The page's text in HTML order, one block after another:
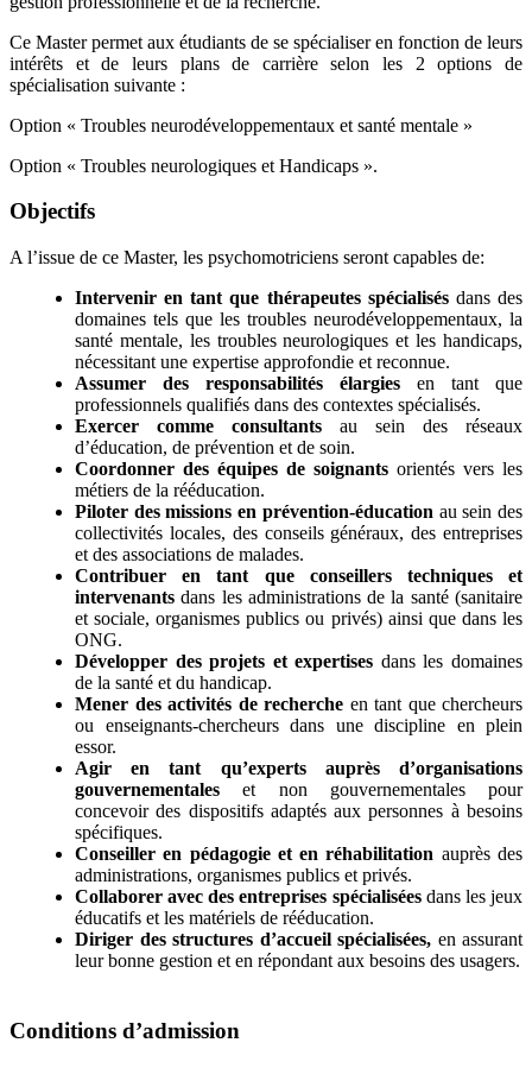
Ce Master permet aux étudiants de se spécialiser en fonction de leurs
intérêts et de leurs plans de carrière selon les 2 options de
spécialisation suivante :
Option « Troubles neurodéveloppementaux et santé mentale »
Option « Troubles neurologiques et Handicaps ».
Objectifs
A l’issue de ce Master, les psychomotriciens seront capables de:
Intervenir en tant que thérapeutes spécialisésdans des
domaines tels que les troubles neurodéveloppementaux, la
santé mentale, les troubles neurologiques et les handicaps,
nécessitant une expertise approfondie et reconnue.
Assumer des responsabilités élargies en tant que
professionnels qualifiés dans des contextes spécialisés.
Exercer comme consultants au sein des réseaux
d’éducation, de prévention et de soin.
Coordonner des équipes de soignants orientés vers les
métiers de la rééducation.
Piloter des missions en prévention-éducation au sein des
collectivités locales, des conseils généraux, des entreprises
et des associations de malades.
Contribuer en tant que conseillers techniques et
intervenants dans les administrations de la santé (sanitaire
et sociale, organismes publics ou privés) ainsi que dans les
ONG.
Développer des projets et expertises dans les domaines
de la santé et du handicap.
Mener des activités de recherche en tant que chercheurs
ou enseignants-chercheurs dans une discipline en plein
essor.
Agir en tant qu’experts auprès d’organisations
gouvernementales et non gouvernementales pour
concevoir des dispositifs adaptés aux personnes à besoins
spécifiques.
Conseiller en pédagogie et en réhabilitation auprès des
administrations, organismes publics et privés.
Collaborer avec des entreprises spécialiséesdans les jeux
éducatifs et les matériels de rééducation.
Diriger des structures d’accueil spécialisées, en assurant
leur bonne gestion et en répondant aux besoins des usagers.
Conditions d’admission